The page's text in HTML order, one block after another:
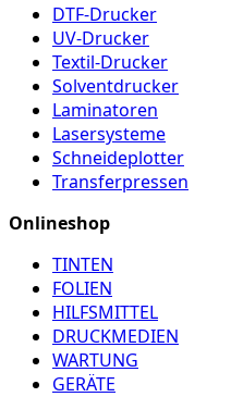
DTF-Drucker
UV-Drucker
Textil-Drucker
Solventdrucker
Laminatoren
Lasersysteme
Schneideplotter
Transferpressen
Onlineshop
TINTEN
FOLIEN
HILFSMITTEL
DRUCKMEDIEN
WARTUNG
GERÄTE